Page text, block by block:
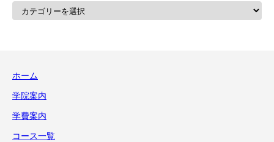
カ
ホーム
学院案内
学費案内
コース一覧